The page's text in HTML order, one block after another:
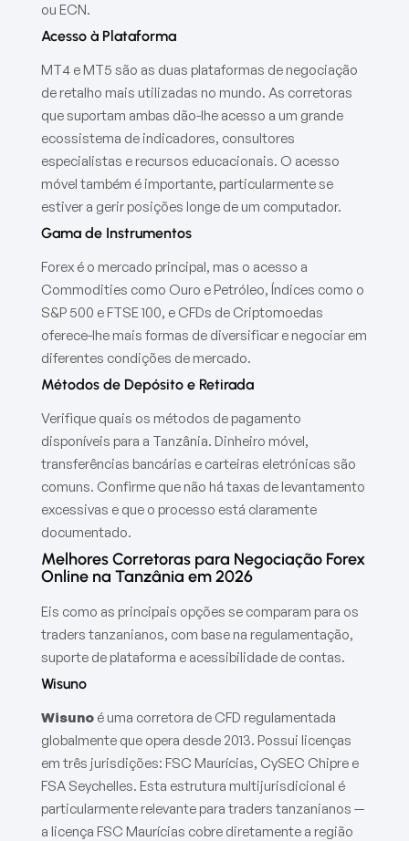
ou ECN.
Acesso à Plataforma
MT4 e MT5 são as duas plataformas de negociação
de retalho mais utilizadas no mundo. As corretoras
que suportam ambas dão-lhe acesso a um grande
ecossistema de indicadores, consultores
especialistas e recursos educacionais. O acesso
móvel também é importante, particularmente se
estiver a gerir posições longe de um computador.
Gama de Instrumentos
Forex é o mercado principal, mas o acesso a
Commodities como Ouro e Petróleo, Índices como o
S&P 500 e FTSE 100, e CFDs de Criptomoedas
oferece-lhe mais formas de diversificar e negociar em
diferentes condições de mercado.
Métodos de Depósito e Retirada
Verifique quais os métodos de pagamento
disponíveis para a Tanzânia. Dinheiro móvel,
transferências bancárias e carteiras eletrónicas são
comuns. Confirme que não há taxas de levantamento
excessivas e que o processo está claramente
documentado.
Melhores Corretoras para Negociação Forex
Online na Tanzânia em 2026
Eis como as principais opções se comparam para os
traders tanzanianos, com base na regulamentação,
suporte de plataforma e acessibilidade de contas.
Wisuno
Wisuno é uma corretora de CFD regulamentada
globalmente que opera desde 2013. Possui licenças
em três jurisdições: FSC Maurícias, CySEC Chipre e
FSA Seychelles. Esta estrutura multijurisdicional é
particularmente relevante para traders tanzanianos —
a licença FSC Maurícias cobre diretamente a região